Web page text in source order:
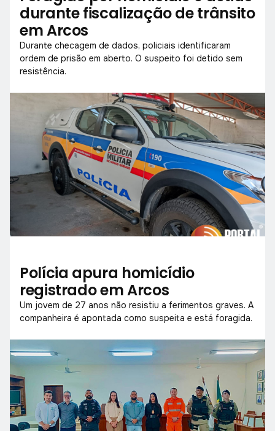
durante fiscalização de trânsito
em Arcos
Durante checagem de dados, policiais identificaram
ordem de prisão em aberto. O suspeito foi detido sem
resistência.
Polícia apura homicídio
registrado em Arcos
Um jovem de 27 anos não resistiu a ferimentos graves. A
companheira é apontada como suspeita e está foragida.